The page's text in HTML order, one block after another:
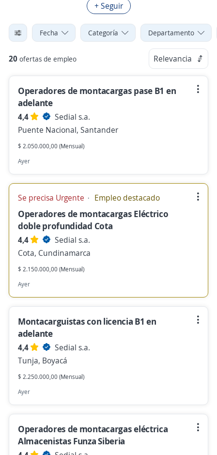
+ Seguir
Fecha Categoría Departamento
20 ofertas de empleo Relevancia
Operadores de montacargas pase B1 en
adelante
4,4
Sedial s.a.
Puente Nacional, Santander
$ 2.050.000,00 (Mensual)
Ayer
Se precisa Urgente Empleo destacado
Operadores de montacargas Eléctrico
doble profundidad Cota
4,4
Sedial s.a.
Cota, Cundinamarca
$ 2.150.000,00 (Mensual)
Ayer
Montacarguistas con licencia B1 en
adelante
4,4
Sedial s.a.
Tunja, Boyacá
$ 2.250.000,00 (Mensual)
Ayer
Operadores de montacargas eléctrica
Almacenistas Funza Siberia